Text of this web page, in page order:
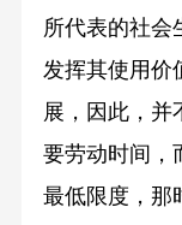
所代表的社会
发挥其使用价
展，因此，并
要劳动时间，
最低限度，那